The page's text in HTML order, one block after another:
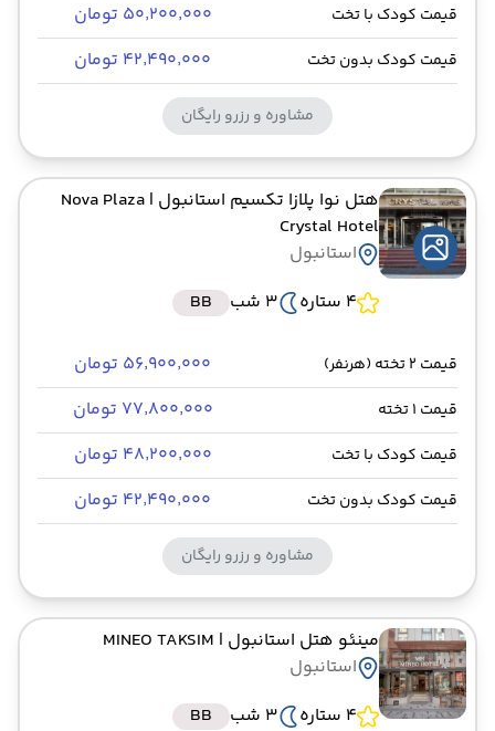
قیمت کودک با تخت ۵۰٬۲۰۰٬۰۰۰ تومان
قیمت کودک بدون تخت ۴۲٬۴۹۰٬۰۰۰ تومان
مشاوره و رزرو رایگان
هتل نوا پلازا تکسیم استانبول | Nova Plaza
Crystal Hotel
استانبول
4 ستاره
3 شب BB
قیمت 2 تخته (هرنفر) ۵۶٬۹۰۰٬۰۰۰ تومان
قیمت 1 تخته ۷۷٬۸۰۰٬۰۰۰ تومان
قیمت کودک با تخت ۴۸٬۲۰۰٬۰۰۰ تومان
قیمت کودک بدون تخت ۴۲٬۴۹۰٬۰۰۰ تومان
مشاوره و رزرو رایگان
مینئو هتل استانبول | MINEO TAKSIM
استانبول
4 ستاره
3 شب BB